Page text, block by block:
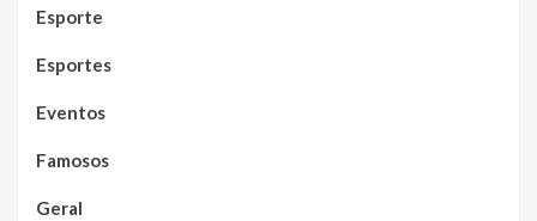
Esporte
Esportes
Eventos
Famosos
Geral